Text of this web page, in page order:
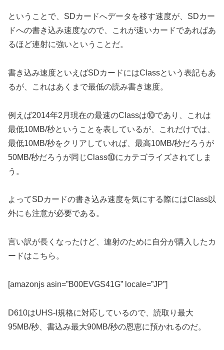
ということで、SDカードへデータを移す速度が、SDカー
ドへの書き込み速度なので、これが速いカードであればあ
るほど連射に強いということだ。
書き込み速度といえばSDカードにはClassという表記もあ
るが、これはあくまで最低の読み書き速度。
例えば2014年2月現在の最速のClassは⑩であり、これは
最低10MB/秒ということを表しているが、これだけでは、
最低10MB/秒をクリアしていれば、最高10MB/秒だろうが
50MB/秒だろうが同じClass⑩にカテゴライズされてしま
う。
よってSDカードの書き込み速度を気にする際にはClass以
外にも注意が必要である。
言い訳が長くなったけど、連射のために自分が購入したカ
ードはこちら。
[amazonjs asin=”B00EVGS41G” locale=”JP”]
D610はUHS-I規格に対応しているので、読取り最大
95MB/秒、書込み最大90MB/秒の恩恵に預かれるのだ。